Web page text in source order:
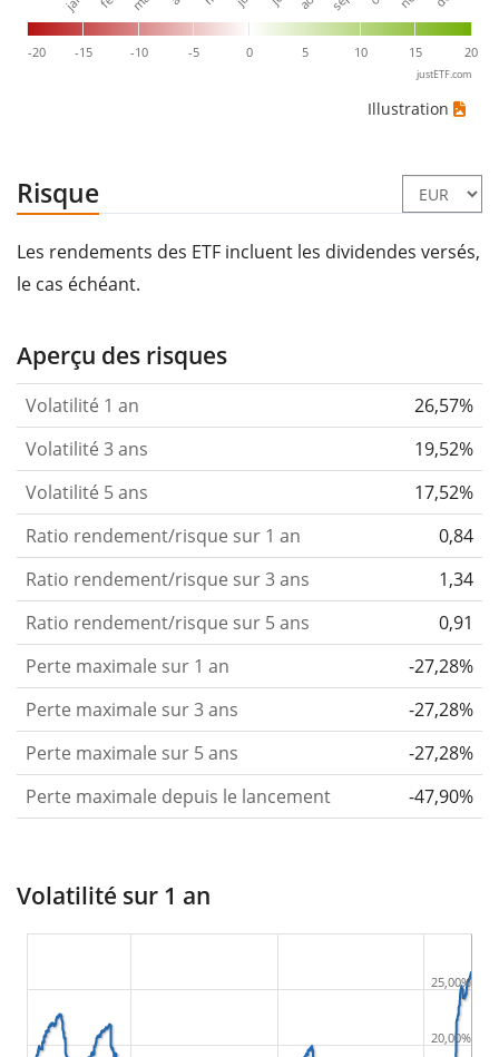
-20 -15 -10 -5 0 5 10 15 20
justETF.com
Illustration
Risque
Les rendements des ETF incluent les dividendes versés,
le cas échéant.
Aperçu des risques
Volatilité 1 an
26,57%
Volatilité 3 ans
19,52%
Volatilité 5 ans
17,52%
Ratio rendement/risque sur 1 an
0,84
Ratio rendement/risque sur 3 ans
1,34
Ratio rendement/risque sur 5 ans
0,91
Perte maximale sur 1 an
-27,28%
Perte maximale sur 3 ans
-27,28%
Perte maximale sur 5 ans
-27,28%
Perte maximale depuis le lancement
-47,90%
Volatilité sur 1 an
20,00%
25,00%